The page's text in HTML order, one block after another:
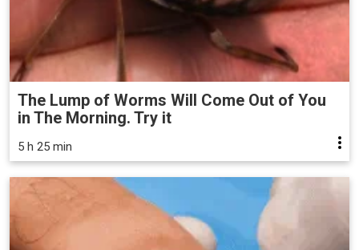
The Lump of Worms Will Come Out of You
in The Morning. Try it
5 h 25 min